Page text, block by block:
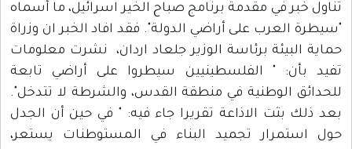
تناول خبر في مقدمة برنامج صباح الخير اسرائيل، ما أسماه
"سيطرة العرب على أراضي الدولة". فقد افاد الخبر ان وزراة
حماية البيئة برئاسة الوزير جلعاد اردان، نشرت معلومات
تفيد بأن: " الفلسطينيين سيطروا على أراضي تابعة
للحدائق الوطنية في منطقة القدس، والشرطة لا تتدخل".
بعد ذلك بثت الاذاعة تقريرا جاء فيه: " في حين أن الجدل
حول استمرار تجميد البناء في المستوطنات يستعر،